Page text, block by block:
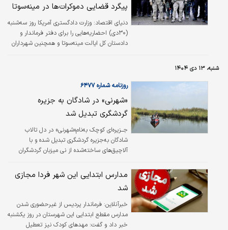
پیگرد قضایی دموکرات‌ها در مینه‌سوتا
دنیای اقتصاد: وزارت دادگستری آمریکا روز سه‌شنبه
(۳۰دی) احضاریه‌هایی را برای دفتر فرماندار و
دادستان کل ایالت مینه‌سوتا و همچنین شهرداران
سیاست‌های مهاجرتی دولت دونالد ترامپ در
منطقه «شهرهای دوقلو» می‌تواند مصداق جرم
تلقی شود یا نه؟
شنبه، ۱۳ دی ۱۴۰۴
روزنامه شماره ۶۴۷۷
«شهرنی» در شادگان به ‌جزیره
گردشگری تبدیل شد
جــزیره‌ای کوچک به‌نام«شهرنی» در دل تالاب
شادگان به‌جزیره گردشگری تبدیل شده و با
آلاچیق‌های ساخته‌شده از نی میزبان گردشگران
مدارس ابتدایی این شهر فردا مجازی
شد
خبرآنلاین: ​فرماندار پردیس از غیرحضوری شدن
مدارس مقطع ابتدایی این شهرستان در روز یکشنبه
خبر داد و گفت: مهدهای کودک نیز تعطیل